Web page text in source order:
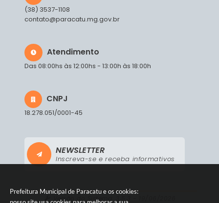
Prefeitura Municipal de Paracatu e os cookies:
(38) 3537-1108
contato@paracatu.mg.gov.br
Atendimento
Das 08:00hs às 12:00hs - 13:00h às 18:00h
CNPJ
18.278.051/0001-45
NEWSLETTER
Inscreva-se e receba informativos
Versão do Sistema: